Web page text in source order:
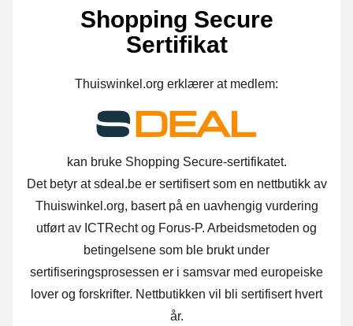
Shopping Secure
Sertifikat
Thuiswinkel.org erklærer at medlem:
kan bruke Shopping Secure-sertifikatet.
Det betyr at sdeal.be er sertifisert som en nettbutikk av
Thuiswinkel.org, basert på en uavhengig vurdering
utført av ICTRecht og Forus-P. Arbeidsmetoden og
betingelsene som ble brukt under
sertifiseringsprosessen er i samsvar med europeiske
lover og forskrifter. Nettbutikken vil bli sertifisert hvert
år.